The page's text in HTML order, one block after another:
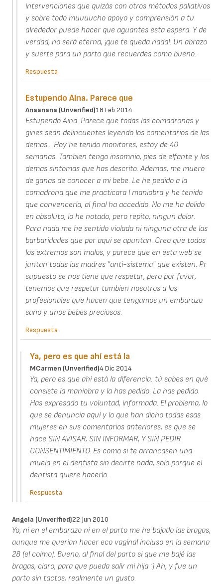
intervenciones que quizás con otros métodos paliativos
y sobre todo muuuucho apoyo y comprensión a tu
alrededor puede hacer que aguantes esta espera. Y de
verdad, no será eterna, ¡que te queda nada!. Un abrazo
y suerte para un parto que recuerdes como bueno.
Respuesta
Estupendo Aina. Parece que
Anaanana (unverified)18 Feb 2014
Estupendo Aina. Parece que todas las comadronas y
gines sean delincuentes leyendo los comentarios de las
demas... Hoy he tenido monitores, estoy de 40
semanas. Tambien tengo insomnio, pies de elfante y los
demas sintomas que has descrito. Ademas, me muero
de ganas de conocer a mi bebe. Le he pedido a la
comadrona que me practicara l maniobra y he tenido
que convencerla, al final ha accedido. No me ha dolido
en absoluto, lo he notado, pero repito, ningun dolor.
Para nada me he sentido violada ni ninguna otra de las
barbaridades que por aqui se apuntan. Creo que todos
los extremos son malos, y parece que en esta web se
juntan todas las madres "anti-sistema" que existen. Pr
supuesto se nos tiene que respetar, pero por favor,
tenemos que respetar tambien nosotros a los
profesionales que hacen que tengamos un embarazo
sano y unos bebes preciosos.
Respuesta
Ya, pero es que ahí está la
MCarmen (unverified)4 Dic 2014
Ya, pero es que ahí está la diferencia: tú sabes en qué
consiste la maniobra y la has pedido. La has pedido.
Has expresado tu voluntad, informada. El problema, lo
que se denuncia aquí y lo que han dicho todas esas
mujeres en sus comentarios anteriores, es que se
hace SIN AVISAR, SIN INFORMAR, Y SIN PEDIR
CONSENTIMIENTO. Es como si te arrancasen una
muela en el dentista sin decirte nada, solo porque el
dentista quiere hacerlo.
Respuesta
Angela (unverified)22 Jun 2010
Yo, ni en el embarazo ni en el parto me he bajado las bragas,
aunque me querían hacer eco vaginal incluso en la semana
28 (el colmo). Bueno, al final del parto si que me bajé las
bragas, claro, para que pueda salir mi hija :) Ah, y fue un
parto sin tactos, realmente un gusto.